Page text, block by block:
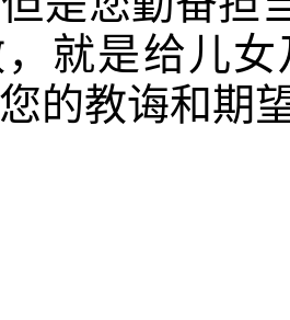
就是给儿
的教诲和期